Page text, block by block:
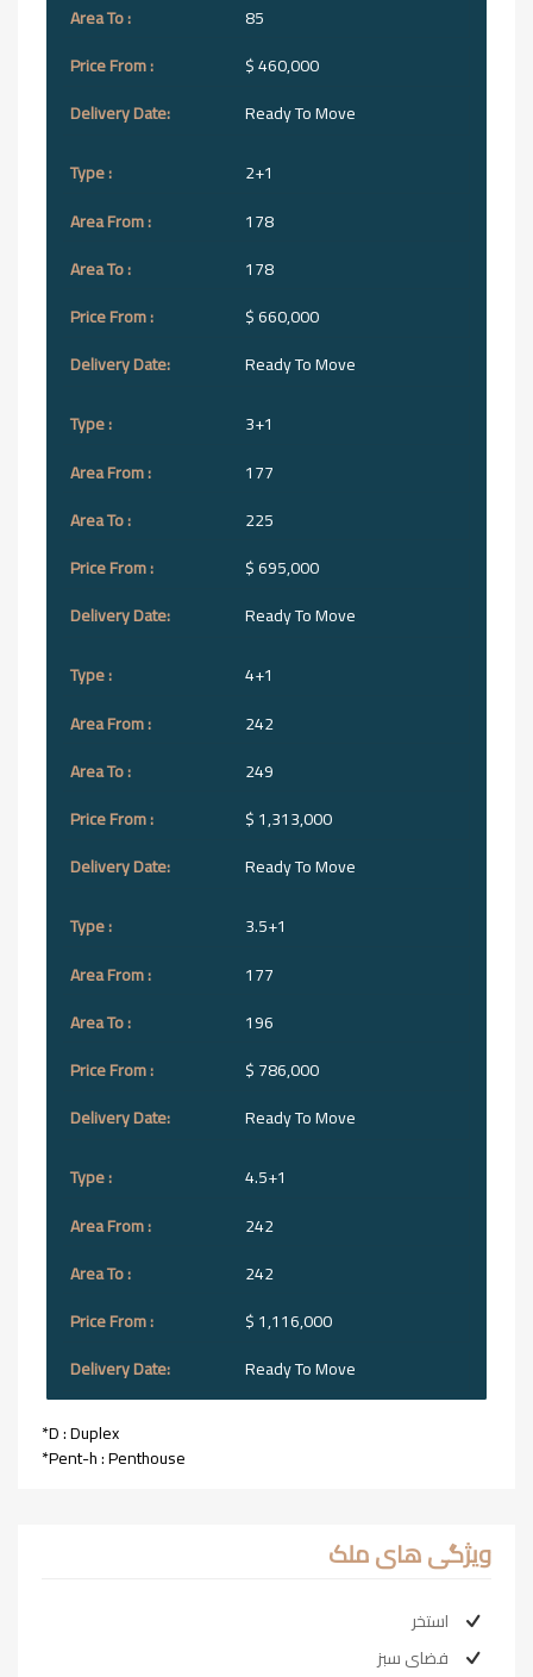
85
$ 460,000
Ready To Move
2+1
178
178
$ 660,000
Ready To Move
3+1
177
225
$ 695,000
Ready To Move
4+1
242
249
$ 1,313,000
Ready To Move
3.5+1
177
196
$ 786,000
Ready To Move
4.5+1
242
242
$ 1,116,000
Ready To Move
*D : Duplex
*Pent-h : Penthouse
ویژگی های ملک
استخر
فضای سبز